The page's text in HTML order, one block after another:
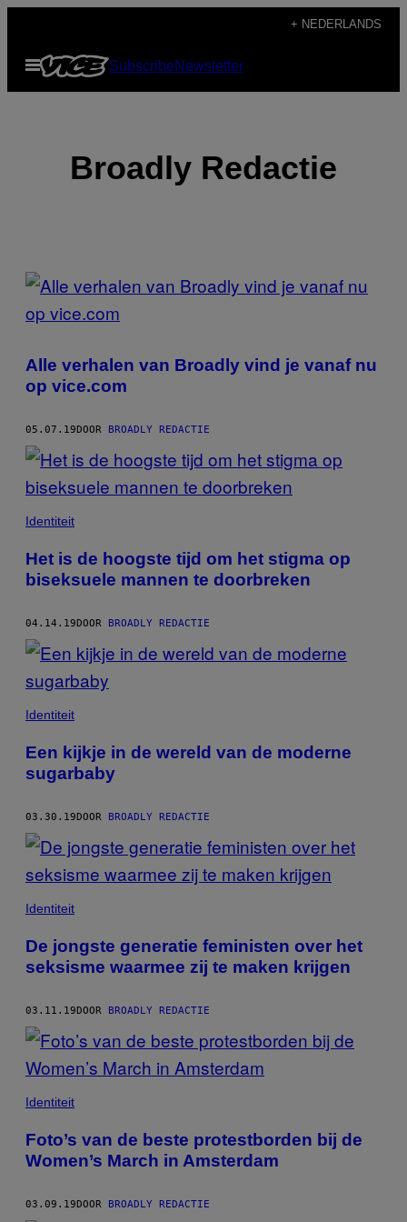
de
+ NEDERLANDS
Open
menu
SubscribeNewsletter
Broadly Redactie
POSTS
BY
THIS
AUTHOR
Alle verhalen van Broadly vind je vanaf nu
op vice.com
05.07.19DOOR BROADLY REDACTIE
Identiteit
Het is de hoogste tijd om het stigma op
biseksuele mannen te doorbreken
04.14.19DOOR BROADLY REDACTIE
Identiteit
Een kijkje in de wereld van de moderne
sugarbaby
03.30.19DOOR BROADLY REDACTIE
Identiteit
De jongste generatie feministen over het
seksisme waarmee zij te maken krijgen
03.11.19DOOR BROADLY REDACTIE
Identiteit
Foto’s van de beste protestborden bij de
Women’s March in Amsterdam
03.09.19DOOR BROADLY REDACTIE